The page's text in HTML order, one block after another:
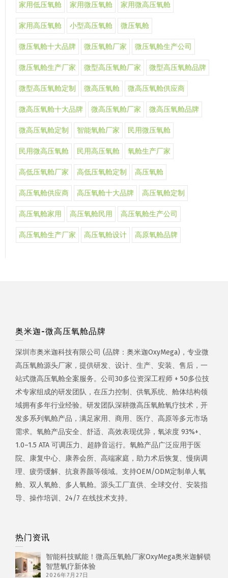
家用低压氧舱 家用微压氧舱 家用微高压氧舱
家用高压氧舱 小型高压氧舱 微压氧舱
微压氧舱十大品牌 微压氧舱厂家 微压氧舱生产公司
微压氧舱生产厂家 微型高压氧舱厂家 微型高压氧舱品牌
微型高压氧舱定制 微高压氧舱 微高压氧舱供应商
微高压氧舱十大品牌 微高压氧舱厂家 微高压氧舱品牌
微高压氧舱定制 智能氧舱厂家 民用微压氧舱
民用微高压氧舱 民用高压氧舱 氧舱生产厂家
高低压氧舱厂家 高低压氧舱定制 高压氧舱
高压氧舱供应商 高压氧舱十大品牌 高压氧舱定制
高压氧舱家用 高压氧舱民用 高压氧舱生产公司
高压氧舱生产厂家 高压氧舱设计 高原氧舱品牌
奥米迦-微高压氧舱品牌
深圳市奥米迦科技有限公司 (品牌：奥米迦OxyMega)，专业微
高压氧舱源头厂家，提供研发、设计、生产、安装、售后，一
站式微高压氧舱全案服务。公司30多位资深工程师 + 50多位技
术专家组成的研发团队，在压力控制、供氧系统、舱体结构领
域拥有多年行业经验。研发团队深耕微高压氧舱氧疗技术，开
发多系列氧舱产品，满足家用、商用、医疗、高原等多元市场
需求。氧舱产品安全、舒适、高效表现优异，氧浓度 93%+、
1.0–1.5 ATA 可调压力、超静音运行。氧舱产品广泛应用于医
院、康复中心、康养会所、高端家庭，助力术后恢复、慢病调
理、疲劳缓解、抗衰养颜等领域。支持OEM/ODM定制单人氧
舱、双人氧舱、多人氧舱。源头工厂直供、全球交付、安装指
导、操作培训、24/7 在线技术支持。
热门资讯
智能科技赋能！微高压氧舱厂家OxyMega奥米迦解锁
智慧氧疗新体验
2026年7月27日